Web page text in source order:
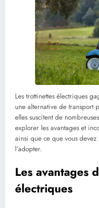
Les trottinettes électriques
une alternative de transport
elles suscitent de
explorer les avantages et
ainsi que ce que vous
l’adopter.
Les avantages
électriques